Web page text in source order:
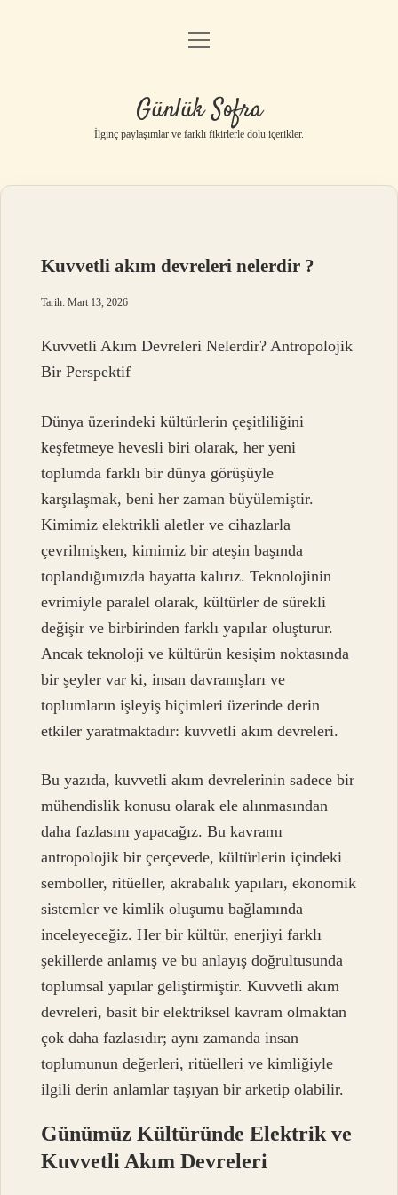
Anasayfa
Yasal Uyarı
menüyü
Günlük Sofra
İlginç paylaşımlar ve farklı fikirlerle dolu içerikler.
Kuvvetli akım devreleri nelerdir ?
Tarih: Mart 13, 2026
Kuvvetli Akım Devreleri Nelerdir? Antropolojik
Bir Perspektif
Dünya üzerindeki kültürlerin çeşitliliğini
keşfetmeye hevesli biri olarak, her yeni
toplumda farklı bir dünya görüşüyle
karşılaşmak, beni her zaman büyülemiştir.
Kimimiz elektrikli aletler ve cihazlarla
çevrilmişken, kimimiz bir ateşin başında
toplandığımızda hayatta kalırız. Teknolojinin
evrimiyle paralel olarak, kültürler de sürekli
değişir ve birbirinden farklı yapılar oluşturur.
Ancak teknoloji ve kültürün kesişim noktasında
bir şeyler var ki, insan davranışları ve
toplumların işleyiş biçimleri üzerinde derin
etkiler yaratmaktadır: kuvvetli akım devreleri.
Bu yazıda, kuvvetli akım devrelerinin sadece bir
mühendislik konusu olarak ele alınmasından
daha fazlasını yapacağız. Bu kavramı
antropolojik bir çerçevede, kültürlerin içindeki
semboller, ritüeller, akrabalık yapıları, ekonomik
sistemler ve kimlik oluşumu bağlamında
inceleyeceğiz. Her bir kültür, enerjiyi farklı
şekillerde anlamış ve bu anlayış doğrultusunda
toplumsal yapılar geliştirmiştir. Kuvvetli akım
devreleri, basit bir elektriksel kavram olmaktan
çok daha fazlasıdır; aynı zamanda insan
toplumunun değerleri, ritüelleri ve kimliğiyle
ilgili derin anlamlar taşıyan bir arketip olabilir.
Günümüz Kültüründe Elektrik ve
Kuvvetli Akım Devreleri